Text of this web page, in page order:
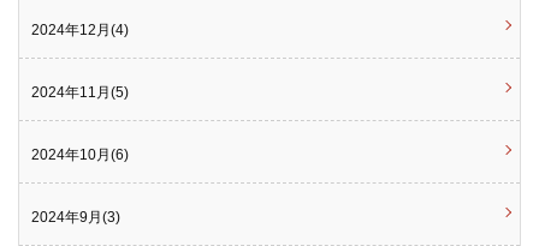
2024年12月(4)
2024年11月(5)
2024年10月(6)
2024年9月(3)